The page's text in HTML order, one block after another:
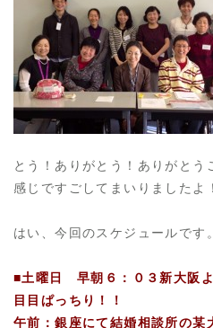
とう！ありがとう！ありがとう
感じですごしてまいりましたよ！
はい、今回のスケジュールです。
■土曜日 早朝６：０３新大阪
目目ぱっちり！！
午前：銀座にて結婚相談所の某